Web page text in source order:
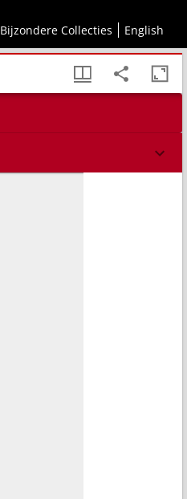
Bijzondere Collecties English